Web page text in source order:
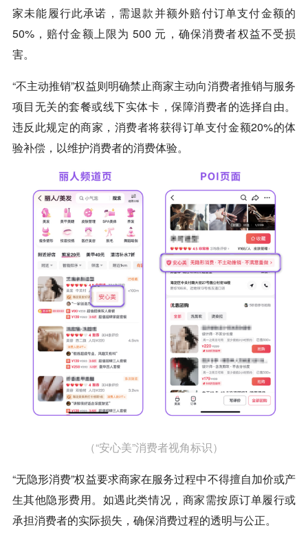
家未能履行此承诺，需退款并额外赔付订单支付金额的
50%，赔付金额上限为 500 元，确保消费者权益不受损
害。
“不主动推销”权益则明确禁止商家主动向消费者推销与服务
项目无关的套餐或线下实体卡，保障消费者的选择自由。
违反此规定的商家，消费者将获得订单支付金额20%的体
验补偿，以维护消费者的消费体验。
（“安心美”消费者视角标识）
“无隐形消费”权益要求商家在服务过程中不得擅自加价或产
生其他隐形费用。如遇此类情况，商家需按原订单履行或
承担消费者的实际损失，确保消费过程的透明与公正。